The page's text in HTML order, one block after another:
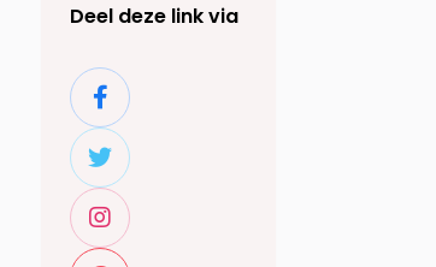
Deel deze link via